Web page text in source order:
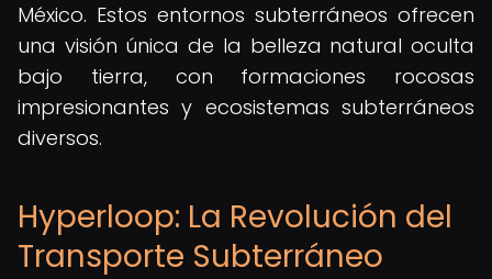
México. Estos entornos subterráneos ofrecen
una visión única de la belleza natural oculta
bajo tierra, con formaciones rocosas
impresionantes y ecosistemas subterráneos
diversos.
Hyperloop: La Revolución del
Transporte Subterráneo